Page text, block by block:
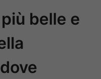
belle e